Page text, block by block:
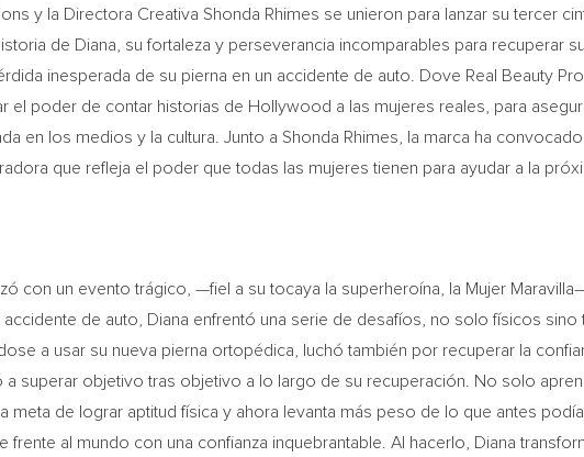
y la Directora Creativa Shonda Rhimes se unieron para lanzar su tercer
de Diana, su fortaleza y perseverancia incomparables para recuperar
inesperada de su pierna en un accidente de auto. Dove Real Beauty
el poder de contar historias de Hollywood a las mujeres reales, para
en los medios y la cultura. Junto a Shonda Rhimes, la marca ha
que refleja el poder que todas las mujeres tienen para ayudar a la
con un evento trágico, —fiel a su tocaya la superheroína, la Mujer
de auto, Diana enfrentó una serie de desafíos, no solo físicos
a usar su nueva pierna ortopédica, luchó también por recuperar la
a superar objetivo tras objetivo a lo largo de su recuperación. No solo
meta de lograr aptitud física y ahora levanta más peso de lo que antes
frente al mundo con una confianza inquebrantable. Al hacerlo, Diana